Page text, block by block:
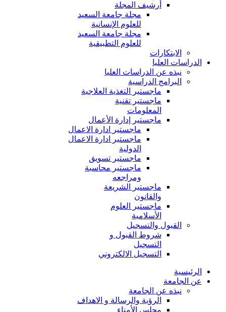
أرشيف المجلة
مجلة جامعة السعيد
للعلوم الإنسانية
مجلة جامعة السعيد
للعلوم التطبيقية
الابتكارات
الدراسات العليا
نبذه عن الدراسات العليا
البرامج الدراسية
ماجستير التغذية العلاجية
ماجستير تقنية
المعلومات
ماجستير إدارة الأعمال
ماجستير ادارة الاعمال
ماجستير ادارة الاعمال
الدولية
ماجستير تسويق
ماجستير محاسبة
ومراجعه
ماجستير الشريعة
والقانون
ماجستير العلوم
الأسلامية
القبول والتسجيل
شروط القبول و
التسجيل
التسجيل الالكتروني
الرئيسية
عن الجامعة
نبذه عن الجامعة
الرؤية والرسالة و الاهداف
مجلس الأمناء